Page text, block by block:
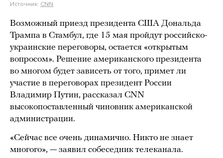
Источник: CNN
Возможный приезд президента США Дональда
Трампа в Стамбул, где 15 мая пройдут российско-
украинские переговоры, остается «открытым
вопросом». Решение американского президента
во многом будет зависеть от того, примет ли
участие в переговорах президент России
Владимир Путин, рассказал CNN
высокопоставленный чиновник американской
администрации.
«Сейчас все очень динамично. Никто не знает
многого», — заявил собеседник телеканала.